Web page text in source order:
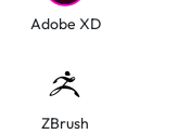
Adobe XD
ZBrush